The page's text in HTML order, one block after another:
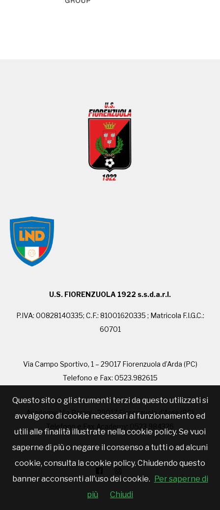
U.S. FIORENZUOLA 1922 s.s.d.a.r.l.
P.IVA: 00828140335; C.F.: 81001620335 ; Matricola F.I.G.C.:
60701
Via Campo Sportivo, 1 – 29017 Fiorenzuola d’Arda (PC)
Telefono e Fax: 0523.982615
Academy: Via Barani - 29017 Fiorenzuola d'Arda (PC)
Telefono e Fax Academy: 0523.984326
Questo sito o gli strumenti terzi da questo utilizzati si
avvalgono di cookie necessari al funzionamento ed
utili alle finalità illustrate nella cookie policy. Se vuoi
saperne di più o negare il consenso a tutti o ad alcuni
cookie, consulta la cookie policy. Chiudendo questo
banner acconsenti all'uso dei cookie. Per saperne di
più
Chiudi